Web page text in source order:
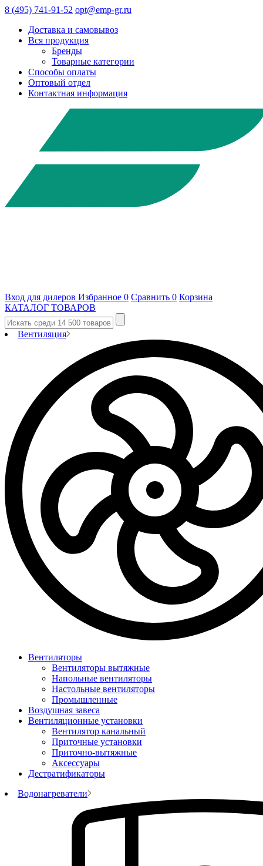
8 (495) 741-91-52 opt@emp-gr.ru
Доставка и самовывоз
Вся продукция
Бренды
Товарные категории
Способы оплаты
Оптовый отдел
Контактная информация
Вход для дилеров Избранное 0 Сравнить 0 Корзина
КАТАЛОГ ТОВАРОВ
Вентиляция
Вентиляторы
Вентиляторы вытяжные
Напольные вентиляторы
Настольные вентиляторы
Промышленные
Воздушная завеса
Вентиляционные установки
Вентилятор канальный
Приточные установки
Приточно-вытяжные
Аксессуары
Дестратификаторы
Водонагреватели